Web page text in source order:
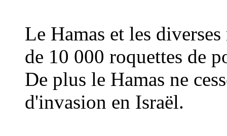
Le Hamas et les
de 10 000 roquettes de
De plus le Hamas ne
d'invasion en Israël.